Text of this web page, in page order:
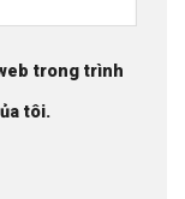
trong trình
tôi.